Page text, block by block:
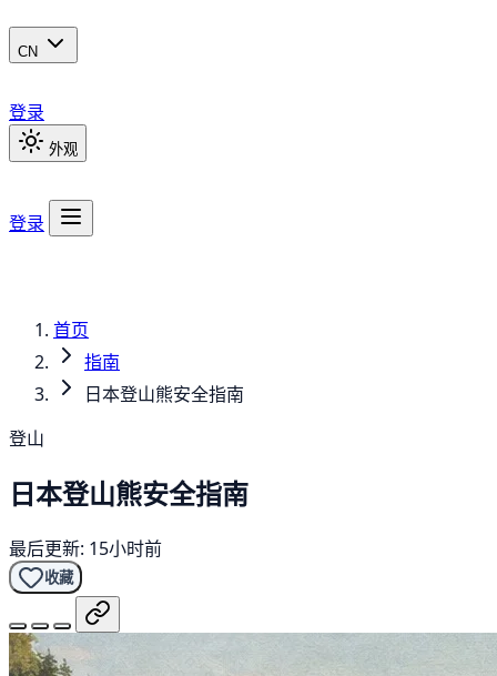
CN
登录
外观
登录
首页
指南
日本登山熊安全指南
登山
日本登山熊安全指南
最后更新: 15小时前
收藏